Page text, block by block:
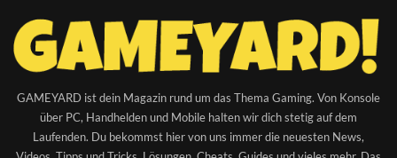
GAMEYARD ist dein Magazin rund um das Thema Gaming. Von Konsole
über PC, Handhelden und Mobile halten wir dich stetig auf dem
Laufenden. Du bekommst hier von uns immer die neuesten News,